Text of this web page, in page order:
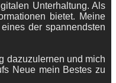
Unterhaltung. Als
bietet. Meine
der spannendsten
dazuzulernen und mich
Neue mein Bestes zu